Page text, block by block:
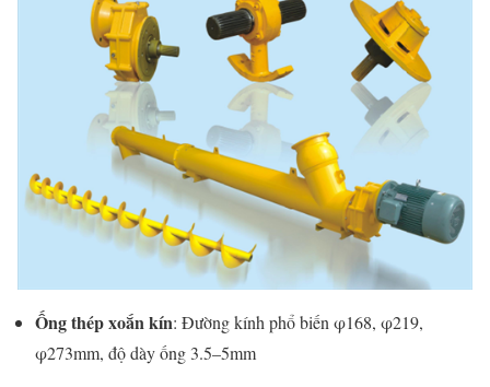
Ốngthépxoắnkín: Đườngkínhphổbiếnφ168, φ219,
φ273mm, độdàyống 3.5–5mm